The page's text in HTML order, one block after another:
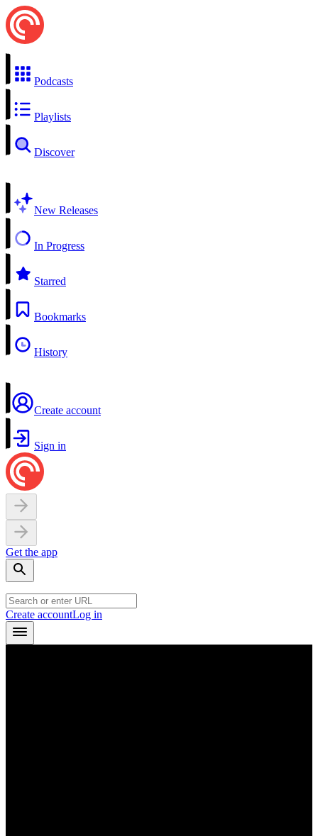
Podcasts
Playlists
Discover
New Releases
In Progress
Starred
Bookmarks
History
Create account
Sign in
Get the app
Create accountLog in